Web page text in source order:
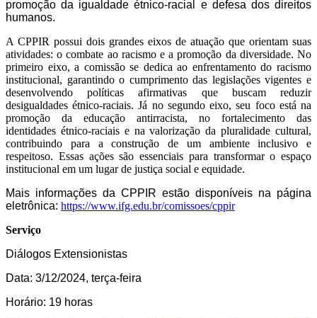
promoção da igualdade étnico-racial e defesa dos direitos
humanos.
A CPPIR possui dois grandes eixos de atuação que orientam suas
atividades: o combate ao racismo e a promoção da diversidade. No
primeiro eixo, a comissão se dedica ao enfrentamento do racismo
institucional, garantindo o cumprimento das legislações vigentes e
desenvolvendo políticas afirmativas que buscam reduzir
desigualdades étnico-raciais. Já no segundo eixo, seu foco está na
promoção da educação antirracista, no fortalecimento das
identidades étnico-raciais e na valorização da pluralidade cultural,
contribuindo para a construção de um ambiente inclusivo e
respeitoso. Essas ações são essenciais para transformar o espaço
institucional em um lugar de justiça social e equidade.
Mais informações da CPPIR estão disponíveis na página
eletrônica: https://www.ifg.edu.br/comissoes/cppir
Serviço
Diálogos Extensionistas
Data: 3/12/2024, terça-feira
Horário: 19 horas